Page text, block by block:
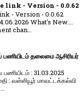
link - Version - 0.0.62
- Version - 0.0.62
What's New....
chan...
பணியிடம் தலைமை ஆசிரியர்
: 31.03.2025
: வள்ளியூர் மாவட்டக்கல்வி